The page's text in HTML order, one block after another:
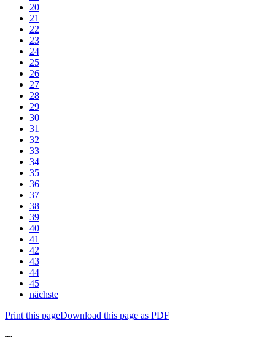
20
21
22
23
24
25
26
27
28
29
30
31
32
33
34
35
36
37
38
39
40
41
42
43
44
45
nächste
Print this pageDownload this page as PDF